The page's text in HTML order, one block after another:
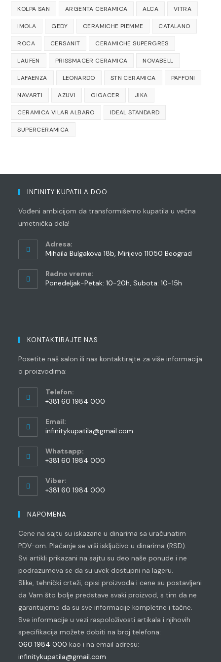
KOLPA SAN ARGENTA CERAMICA ALCA VITRA
IMOLA GEDY CERAMICHE PIEMME CATALANO
ROCA CERSANIT CERAMICHE SUPERGRES
LAUFEN PRISSMACER CERAMICA NOVABELL
LAFAENZA LEONARDO STN CERAMICA PAFFONI
NAVARTI AZUVI GIGACER JIKA
CERAMICA VILAR ALBARO IDEAL STANDARD
SUPERCERAMICA
INFINITY KUPATILA DOO
Vođeni ambicijom da transformišemo kupatila u večna
umetnička dela!
Adresa:
Mihaila Bulgakova 18b, Mirijevo 11050 Beograd
Radno vreme:
Ponedeljak-Petak: 10-20h, Subota: 10-15h
KONTAKTIRAJTE NAS
Posetite naš salon ili nas kontaktirajte za više informacija
o proizvodima:
Telefon:
+381 60 1984 000
in
your
application
Email:
infinitykupatila@gmail.com
Whatsapp:
+381 60 1984 000
in
your
Viber:
+381 60 1984 000
in
application
NAPOMENA
Cene na sajtu su iskazane u dinarima sa uračunatim
PDV-om. Plaćanje se vrši isključivo u dinarima (RSD).
Svi artikli prikazani na sajtu su deo naše ponude i ne
podrazumeva se da su uvek dostupni na lageru.
Slike, tehnički crteži, opisi proizvoda i cene su postavljeni
da Vam što bolje predstave svaki proizvod, s tim da ne
garantujemo da su sve informacije kompletne i tačne.
Sve informacije u vezi raspoloživosti artikala i njihovih
specifikacija možete dobiti na broj telefona:
060 1984 000 kao i na email adresu:
infinitykupatila@gmail.com